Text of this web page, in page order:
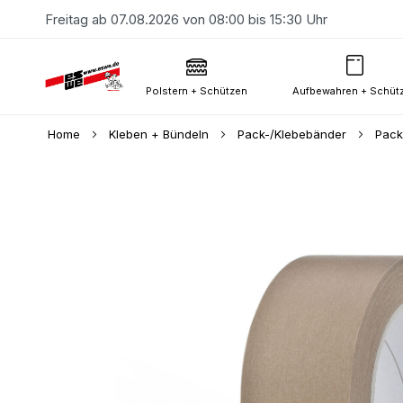
Freitag ab 07.08.2026 von 08:00 bis 15:30 Uhr
Polstern + Schützen Aufbewahren +
Home Kleben + Bündeln Pack-/Klebebänder